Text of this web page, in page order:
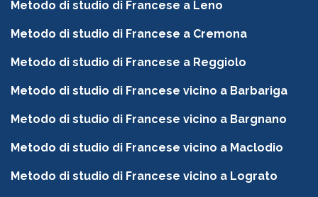
Metodo di studio di Francese a Leno
Metodo di studio di Francese a Cremona
Metodo di studio di Francese a Reggiolo
Metodo di studio di Francese vicino a Barbariga
Metodo di studio di Francese vicino a Bargnano
Metodo di studio di Francese vicino a Maclodio
Metodo di studio di Francese vicino a Lograto